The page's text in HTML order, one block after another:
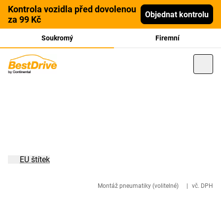
Kontrola vozidla před dovolenou
za 99 Kč
Objednat kontrolu
Soukromý Firemní
Montáž pneumatiky (volitelné) vč. DPH
EU štítek